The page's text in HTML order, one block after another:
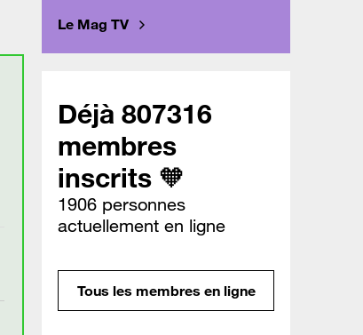
Le Mag TV
Déjà 807316
membres
inscrits 🧡
1906 personnes
actuellement en ligne
Tous les membres en ligne